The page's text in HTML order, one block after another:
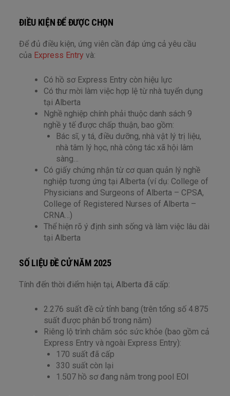
ĐIỀU KIỆN ĐỂ ĐƯỢC CHỌN
Để đủ điều kiện, ứng viên cần đáp ứng cả yêu cầu
của Express Entry và:
Có hồ sơ Express Entry còn hiệu lực
Có thư mời làm việc hợp lệ từ nhà tuyển dụng
tại Alberta
Nghề nghiệp chính phải thuộc danh sách 9
nghề y tế được chấp thuận, bao gồm:
Bác sĩ, y tá, điều dưỡng, nhà vật lý trị liệu,
nhà tâm lý học, nhà công tác xã hội lâm
sàng…
Có giấy chứng nhận từ cơ quan quản lý nghề
nghiệp tương ứng tại Alberta (ví dụ: College of
Physicians and Surgeons of Alberta – CPSA,
College of Registered Nurses of Alberta –
CRNA…)
Thể hiện rõ ý định sinh sống và làm việc lâu dài
tại Alberta
SỐ LIỆU ĐỀ CỬ NĂM 2025
Tính đến thời điểm hiện tại, Alberta đã cấp:
2.276 suất đề cử tỉnh bang (trên tổng số 4.875
suất được phân bổ trong năm)
Riêng lộ trình chăm sóc sức khỏe (bao gồm cả
Express Entry và ngoài Express Entry):
170 suất đã cấp
330 suất còn lại
1.507 hồ sơ đang nằm trong pool EOI